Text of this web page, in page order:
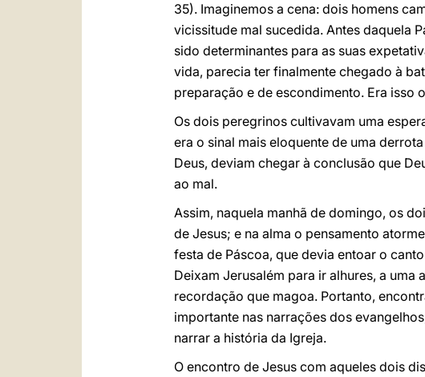
35). Imaginemos a cena: dois homens
vicissitude mal sucedida. Antes daquela
sido determinantes para as suas
vida, parecia ter finalmente chegado à
preparação e de escondimento. Era isso
Os dois peregrinos cultivavam uma
era o sinal mais eloquente de uma
Deus, deviam chegar à conclusão que
ao mal.
Assim, naquela manhã de domingo, os
de Jesus; e na alma o pensamento
festa de Páscoa, que devia entoar o
Deixam Jerusalém para ir alhures, a uma
recordação que magoa. Portanto,
importante nas narrações dos
narrar a história da Igreja.
O encontro de Jesus com aqueles dois